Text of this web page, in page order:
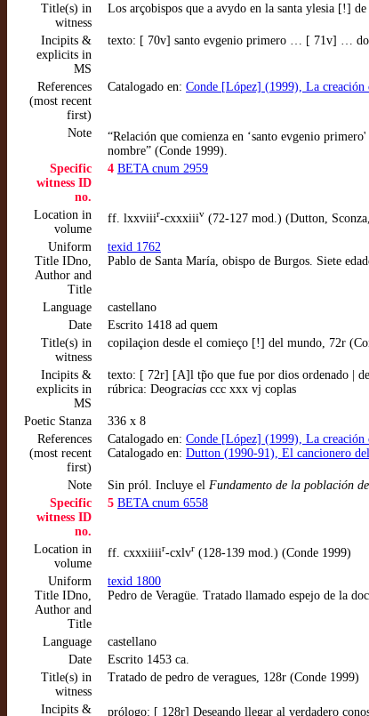
Title(s) in
witness
Los arçobispos que a avydo en la santa ylesia [!]
Incipits &
explicits in
MS
texto: [ 70v] santo evgenio primero … [ 71v] …
References
(most recent
first)
Catalogado en: Conde [López] (1999), La creación
Note “Relación que comienza en ‘santo evgenio
nombre” (Conde 1999).
Specific
witness ID
no.
4 BETA cnum 2959
Location in
volume
ff. lxxviiir-cxxxiiiv (72-127 mod.) (Dutton,
Uniform
Title IDno,
Author and
Title
texid 1762
Pablo de Santa María, obispo de Burgos. Siete
Language
castellano
Date
Escrito 1418 ad quem
Title(s) in
witness
copilaçion desde el comieço [!] del mundo, 72r
Incipits &
explicits in
MS
texto: [ 72r] [A]l tp̃o que fue por dios ordenado |
rúbrica: Deogracias ccc xxx vj coplas
Poetic Stanza
336 x 8
References
(most recent
first)
Catalogado en: Conde [López] (1999), La creación
Catalogado en: Dutton (1990-91), El cancionero
Note Sin pról. Incluye el Fundamento de la población
Specific
witness ID
no.
5 BETA cnum 6558
Location in
volume
ff. cxxxiiiir-cxlvr (128-139 mod.) (Conde 1999)
Uniform
Title IDno,
Author and
Title
texid 1800
Pedro de Veragüe. Tratado llamado espejo de la
Language
castellano
Date
Escrito 1453 ca.
Title(s) in
witness
Tratado de pedro de veragues, 128r (Conde 1999)
Incipits & prólogo: [ 128r] Deseando llegar al verdadero